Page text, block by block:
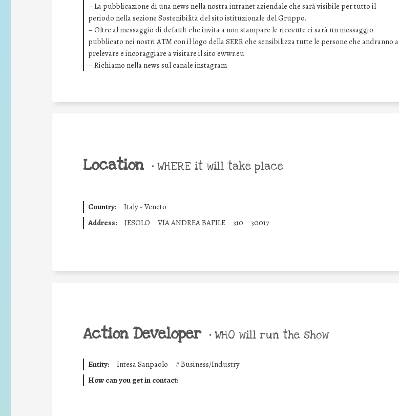
– La pubblicazione di una news nella nostra intranet aziendale che sarà visibile per tutto il
periodo nella sezione Sostenibilità del sito istituzionale del Gruppo.
– Oltre al messaggio di default che invita a non stampare le ricevute ci sarà un messaggio
pubblicato nei nostri ATM con il logo della SERR che sensibilizza tutte le persone che andranno a
prelevare e incoraggiare a visitare il sito ewwr.eu
– Richiamo nella news sul canale instagram
Location • WHERE it will take place
Country:
Italy - Veneto
Address:
JESOLO VIA ANDREA BAFILE 310 30017
Action Developer • WHO will run the show
Entity: Intesa Sanpaolo #Business/Industry
How can you get in contact: